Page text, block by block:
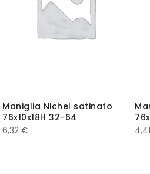
Maniglia Nichel satinato
76x10x18H 32-64
6,32 €
4,41